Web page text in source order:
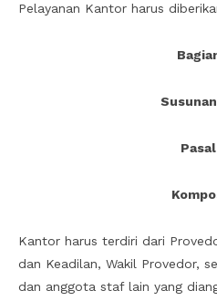
Pelayanan Kantor harus
Kantor harus terdiri dari
dan Keadilan, Wakil Provedor,
dan anggota staf lain yang